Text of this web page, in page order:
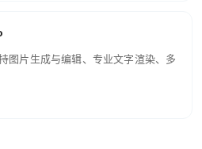
图片生成与编辑、专业文字渲染、多